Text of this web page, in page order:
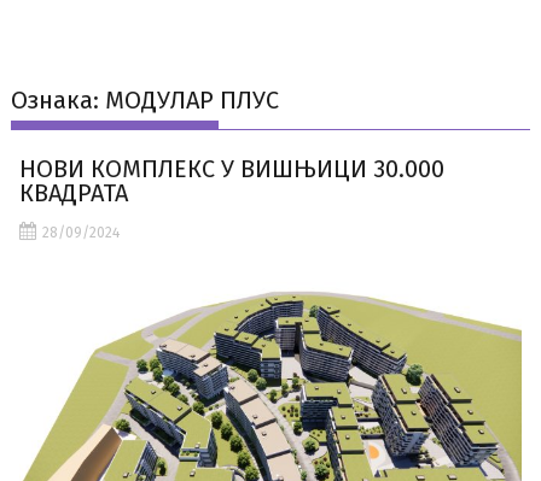
Ознака: МОДУЛАР ПЛУС
НОВИ КОМПЛЕКС У ВИШЊИЦИ 30.000
КВАДРАТА
28/09/2024